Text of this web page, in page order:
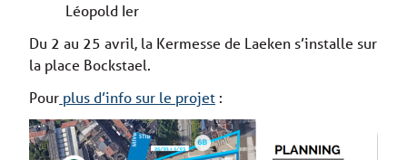
Léopold Ier
Du 2 au 25 avril, la Kermesse de Laeken s’installe sur
la place Bockstael.
Pour plus d’info sur le projet :